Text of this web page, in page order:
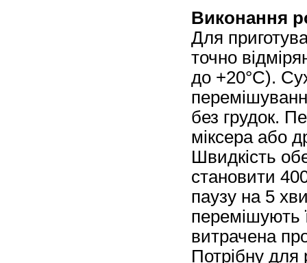
Виконання
Для
точно
до +20°C).
без грудок.
міксера або
Швидкість
становити
паузу на 5
перемішують
витрачена
Потрібну для